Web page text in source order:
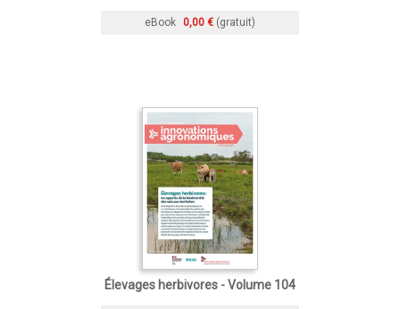
eBook 0,00 € (gratuit)
Élevages herbivores - Volume 104